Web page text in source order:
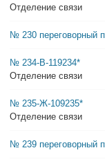
Отделение связи
№ 230 переговорный
№ 234-В-119234*
Отделение связи
№ 235-Ж-109235*
Отделение связи
№ 239 переговорный